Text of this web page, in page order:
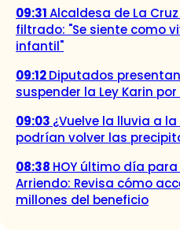
09:31Alcaldesa de La
filtrado: "Se siente como
infantil"
09:12Diputados
suspender la Ley Karin
09:03 ¿Vuelve la lluvia a
podrían volver las
08:38 HOY último día
Arriendo: Revisa cómo
millones del beneficio